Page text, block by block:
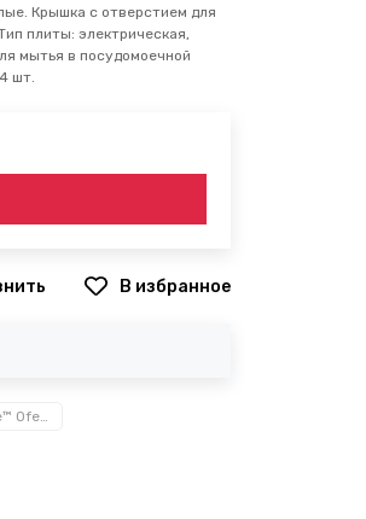
Крышка с отверстием для
плиты: электрическая,
мытья в посудомоечной
шт.
В избранное
Кастрюли Kamille™ Ofenbach™